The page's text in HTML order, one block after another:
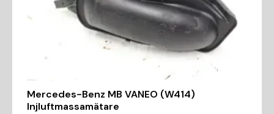
Mercedes-Benz MB VANEO (W414)
Injluftmassamätare